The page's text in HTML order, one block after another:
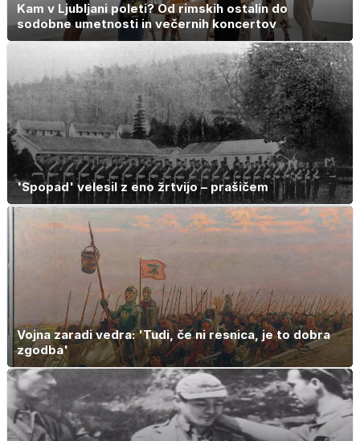
Kam v Ljubljani poleti? Od rimskih ostalin do
sodobne umetnosti in večernih koncertov
'Spopad' velesil z eno žrtvijo – prašičem
Vojna zaradi vedra: 'Tudi, če ni resnica, je to dobra
zgodba'